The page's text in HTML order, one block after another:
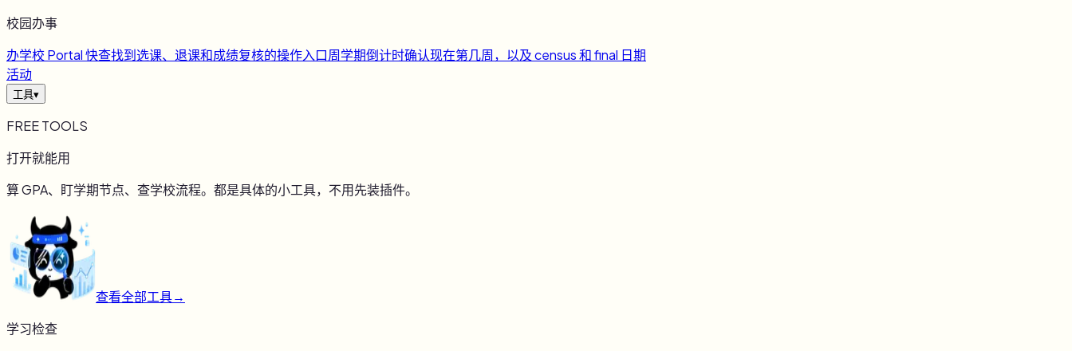
校园办事
办学校 Portal 快查找到选课、退课和成绩复核的操作入口周学期倒计时确认现在第几周，以及 census 和 final 日期
活动
工具▾
FREE TOOLS
打开就能用
算 GPA、盯学期节点、查学校流程。都是具体的小工具，不用先装插件。
查看全部工具→
学习检查